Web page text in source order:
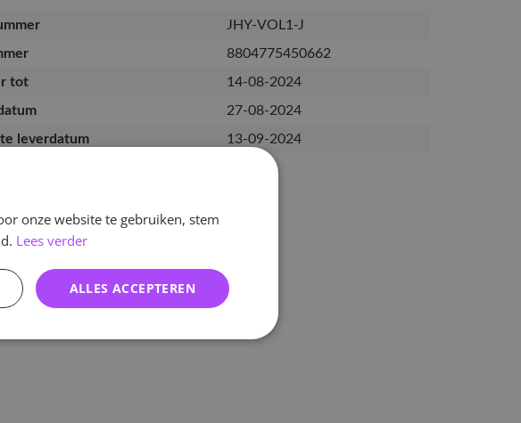
JHY-VOL1-J
8804775450662
tot
14-08-2024
27-08-2024
leverdatum
13-09-2024
onze website te gebruiken, stem
Lees verder
ALLES ACCEPTEREN